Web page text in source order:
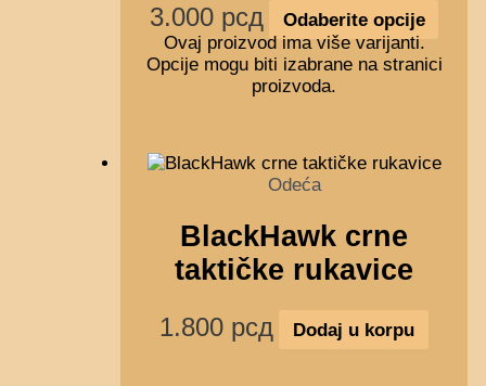
3.000 рсд
Odaberite opcije
Ovaj proizvod ima više varijanti.
Opcije mogu biti izabrane na stranici
proizvoda.
Odeća
BlackHawk crne
taktičke rukavice
1.800 рсд Dodaj u korpu